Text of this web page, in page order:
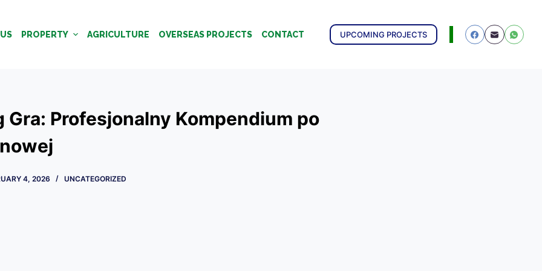
PROPERTY AGRICULTURE OVERSEAS PROJECTS CONTACT UPCOMING PROJECTS
Gra: Profesjonalny Kompendium po
4, 2026 UNCATEGORIZED